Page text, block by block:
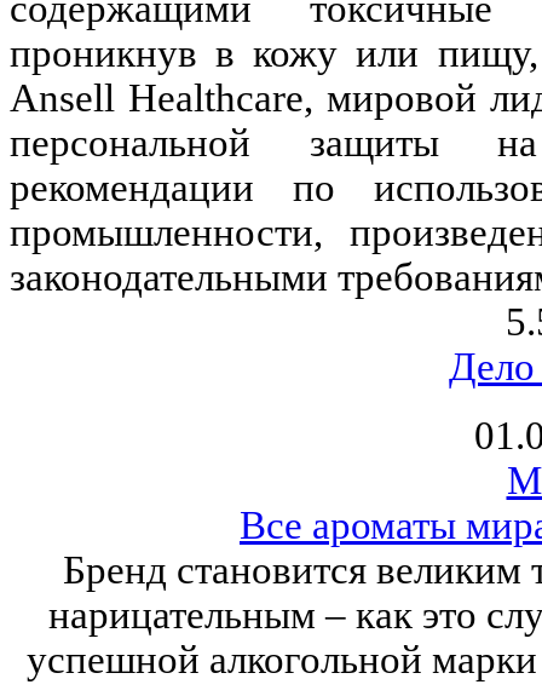
проникнув в кожу или пищу,
Ansell Healthcare, мировой
персональной защиты на
рекомендации по
промышленности,
законодательными
Дело
Все ароматы
Бренд становится великим
нарицательным – как это
успешной алкогольной